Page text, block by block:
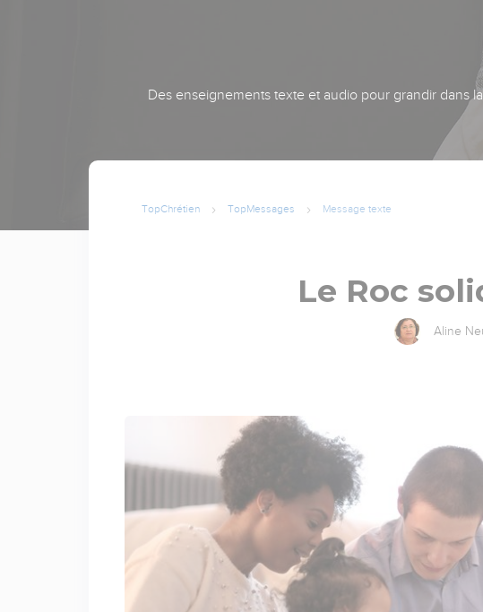
Des enseignements texte et audio pour grandir dans
TopChrétien TopMessages Message texte
Le Roc
Aline